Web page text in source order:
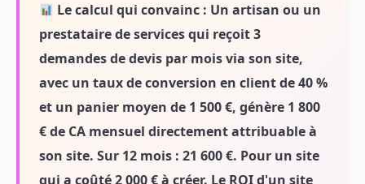
Le calcul qui convainc : Un artisan ou un
prestataire de services qui reçoit 3
demandes de devis par mois via son site,
avec un taux de conversion en client de 40 %
et un panier moyen de 1 500 €, génère 1 800
€ de CA mensuel directement attribuable à
son site. Sur 12 mois : 21 600 €. Pour un site
qui a coûté 2 000 € à créer. Le ROI d'un site